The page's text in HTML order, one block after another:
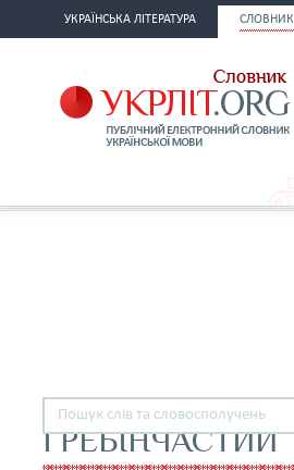
УКРАЇНСЬКА ЛІТЕРАТУРА СЛОВНИК
ГРЕБІНЧАСТИЙ